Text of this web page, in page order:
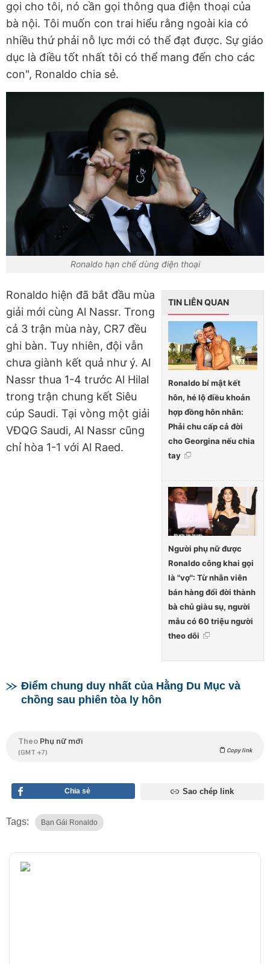
gọi cho tôi, nó cần gọi thông qua điện thoại của
bà nội. Tôi muốn con trai hiểu rằng ngoài kia có
nhiều thứ phải nỗ lực mới có thể đạt được. Sự giáo
dục là điều tốt nhất tôi có thể mang đến cho các
con", Ronaldo chia sẻ.
Ronaldo hạn chế dùng điện thoại
TIN LIÊN QUAN
Ronaldo bí mật kết
hôn, hé lộ điều khoản
hợp đồng hôn nhân:
Phải chu cấp cả đời
cho Georgina nếu chia
tay
Người phụ nữ được
Ronaldo công khai gọi
là "vợ": Từ nhân viên
bán hàng đổi đời thành
bà chủ giàu sụ, người
mẫu có 60 triệu người
theo dõi
Ronaldo hiện đã bắt đầu mùa
giải mới cùng Al Nassr. Trong
cả 3 trận mùa này, CR7 đều
ghi bàn. Tuy nhiên, đội vẫn
chưa giành kết quả như ý. Al
Nassr thua 1-4 trước Al Hilal
trong trận chung kết Siêu
cúp Saudi. Tại vòng một giải
VĐQG Saudi, Al Nassr cũng
chỉ hòa 1-1 với Al Raed.
Điểm chung duy nhất của Hằng Du Mục và
chồng sau phiên tòa ly hôn
Theo Phụ nữ mới
(GMT +7) Copy link
Chia sẻ Sao chép link
Tags: Bạn Gái Ronaldo